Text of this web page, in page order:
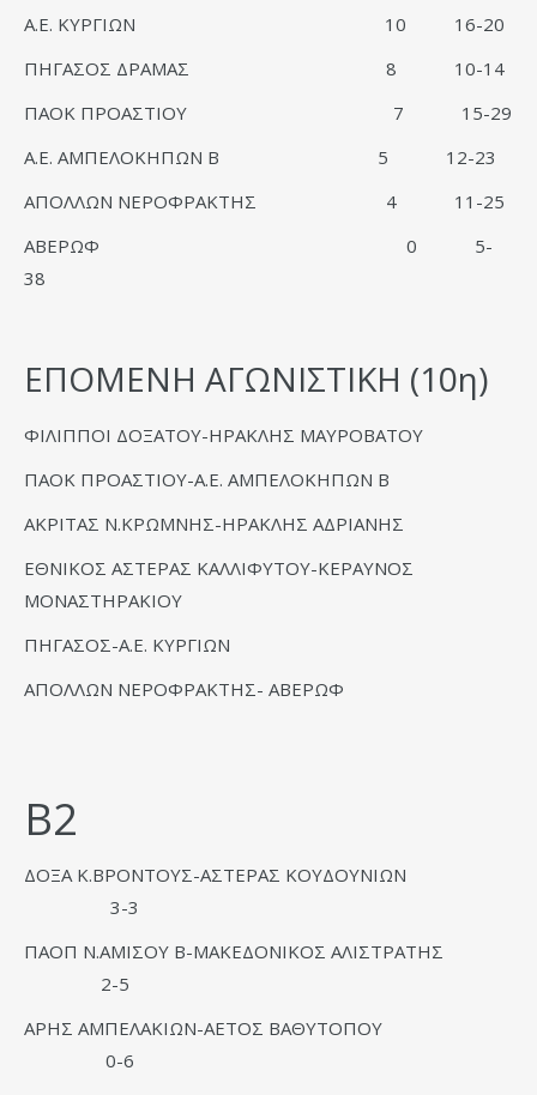
Α.Ε. ΚΥΡΓΙΩΝ 10 16-20
ΠΗΓΑΣΟΣ ΔΡΑΜΑΣ 8 10-14
ΠΑΟΚ ΠΡΟΑΣΤΙΟΥ 7 15-29
Α.Ε. ΑΜΠΕΛΟΚΗΠΩΝ Β 5 12-23
ΑΠΟΛΛΩΝ ΝΕΡΟΦΡΑΚΤΗΣ 4 11-25
ΑΒΕΡΩΦ 0 5-
38
ΕΠΟΜΕΝΗ ΑΓΩΝΙΣΤΙΚΗ (10η)
ΦΙΛΙΠΠΟΙ ΔΟΞΑΤΟΥ-ΗΡΑΚΛΗΣ ΜΑΥΡΟΒΑΤΟΥ
ΠΑΟΚ ΠΡΟΑΣΤΙΟΥ-Α.Ε. ΑΜΠΕΛΟΚΗΠΩΝ Β
ΑΚΡΙΤΑΣ Ν.ΚΡΩΜΝΗΣ-ΗΡΑΚΛΗΣ ΑΔΡΙΑΝΗΣ
ΕΘΝΙΚΟΣ ΑΣΤΕΡΑΣ ΚΑΛΛΙΦΥΤΟΥ-ΚΕΡΑΥΝΟΣ
ΜΟΝΑΣΤΗΡΑΚΙΟΥ
ΠΗΓΑΣΟΣ-Α.Ε. ΚΥΡΓΙΩΝ
ΑΠΟΛΛΩΝ ΝΕΡΟΦΡΑΚΤΗΣ- ΑΒΕΡΩΦ
Β2
ΔΟΞΑ Κ.ΒΡΟΝΤΟΥΣ-ΑΣΤΕΡΑΣ ΚΟΥΔΟΥΝΙΩΝ
3-3
ΠΑΟΠ Ν.ΑΜΙΣΟΥ Β-ΜΑΚΕΔΟΝΙΚΟΣ ΑΛΙΣΤΡΑΤΗΣ
2-5
ΑΡΗΣ ΑΜΠΕΛΑΚΙΩΝ-ΑΕΤΟΣ ΒΑΘΥΤΟΠΟΥ
0-6